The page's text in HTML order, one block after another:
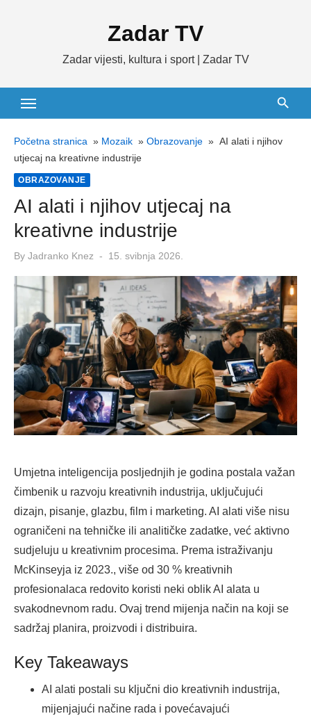
Zadar TV
Zadar vijesti, kultura i sport | Zadar TV
Početna stranica » Mozaik » Obrazovanje » AI alati i njihov
utjecaj na kreativne industrije
OBRAZOVANJE
AI alati i njihov utjecaj na
kreativne industrije
By Jadranko Knez
Posted
15. svibnja 2026.
Umjetna inteligencija posljednjih je godina postala važan
čimbenik u razvoju kreativnih industrija, uključujući
dizajn, pisanje, glazbu, film i marketing. AI alati više nisu
ograničeni na tehničke ili analitičke zadatke, već aktivno
sudjeluju u kreativnim procesima. Prema istraživanju
McKinseyja iz 2023., više od 30 % kreativnih
profesionalaca redovito koristi neki oblik AI alata u
svakodnevnom radu. Ovaj trend mijenja način na koji se
sadržaj planira, proizvodi i distribuira.
Key Takeaways
AI alati postali su ključni dio kreativnih industrija,
mijenjajući načine rada i povećavajući